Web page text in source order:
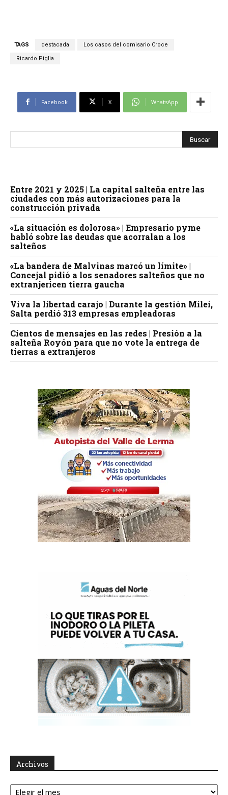
TAGS destacada Los casos del comisario Croce
Ricardo Piglia
Facebook X WhatsApp
Entre 2021 y 2025 | La capital salteña entre las
ciudades con más autorizaciones para la
construcción privada
«La situación es dolorosa» | Empresario pyme
habló sobre las deudas que acorralan a los
salteños
«La bandera de Malvinas marcó un límite» |
Concejal pidió a los senadores salteños que no
extranjericen tierra gaucha
Viva la libertad carajo | Durante la gestión Milei,
Salta perdió 313 empresas empleadoras
Cientos de mensajes en las redes | Presión a la
salteña Royón para que no vote la entrega de
tierras a extranjeros
Archivos
Archivos